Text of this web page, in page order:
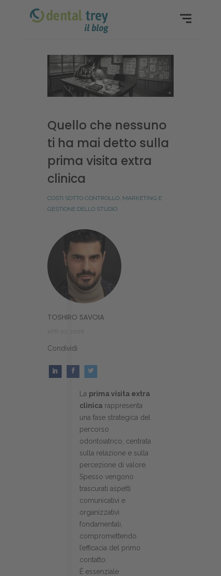
Quello che nessuno
ti ha mai detto sulla
prima visita extra
clinica
COSTI SOTTO CONTROLLO, MARKETING E
GESTIONE DELLO STUDIO
TOSHIRO SAVOIA
Condividi
La prima visita extra
clinicarappresenta
una fase strategica del
percorso
odontoiatrico, centrata
sulla relazione e sulla
percezione di valore.
Spesso vengono
trascurati aspetti
comunicativi e
organizzativi
fondamentali,
compromettendo
l’efficacia del primo
contatto.
È essenziale